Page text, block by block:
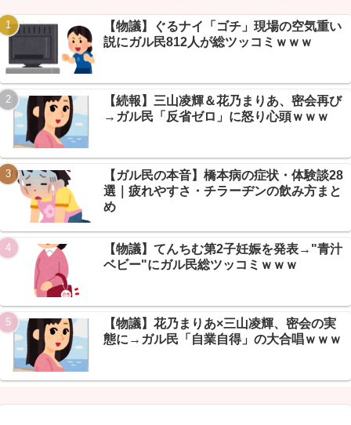
公開！ NEW!
Powered by livedoor 相互RSS
に芸スポ+民「おめでとうと言いたい」ｗｗｗ NEW!
【朗報】DAZN加入者まさかの5倍増、W杯視聴6700万人に芸ス
ポ+民「退会数は？」ｗｗｗ
同僚の美人に土下座して必死に頼んだらこうなるｗｗｗ
【悲報】PC自作勢「マザボ交換しただけ」でWindows消滅→スレ
民「500円Windowsでいい？」で煽られるｗｗｗ
NEW!
【悲報】いい大人が電子レンジの仕組みわかってない件→「ある
あるｗｗｗ」共感の連鎖で大カオスｗｗｗ
Powered by livedoor 相互RSS
【物議】ぐるナイ「ゴチ」現場の空気重い
説にガル民812人が総ツッコミｗｗｗ
【続報】三山凌輝＆花乃まりあ、密会再び
→ガル民「反省ゼロ」に怒り心頭ｗｗｗ
【ガル民の本音】橋本病の症状・体験談28
選｜疲れやすさ・チラーヂンの飲み方まと
め
【物議】てんちむ第2子妊娠を発表→"青汁
ベビー"にガル民総ツッコミｗｗｗ
【物議】花乃まりあ×三山凌輝、密会の実
態に→ガル民「自業自得」の大合唱ｗｗｗ